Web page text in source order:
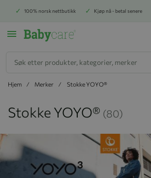
100% norsk nettbutikk Kjøp nå - betal senere
Hjem Merker Stokke YOYO®
Stokke YOYO® (80)